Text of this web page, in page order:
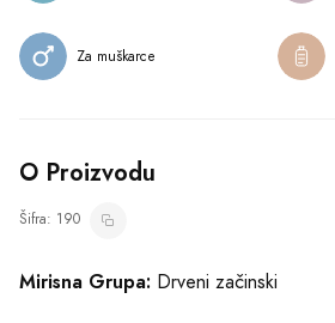
Za muškarce
O Proizvodu
Šifra: 190
Mirisna Grupa: Drveni začinski